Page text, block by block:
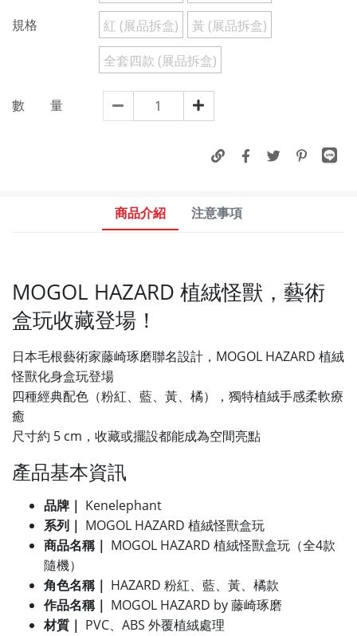
規格
紅 (展品拆盒)
黃 (展品拆盒)
全套四款 (展品拆盒)
數 量
商品介紹 注意事項
MOGOL HAZARD 植絨怪獸，藝術
盒玩收藏登場！
日本毛根藝術家藤崎琢磨聯名設計，MOGOL HAZARD 植絨
怪獸化身盒玩登場
四種經典配色（粉紅、藍、黃、橘），獨特植絨手感柔軟療
癒
尺寸約 5 cm，收藏或擺設都能成為空間亮點
產品基本資訊
品牌｜ Kenelephant
系列｜ MOGOL HAZARD 植絨怪獸盒玩
商品名稱｜ MOGOL HAZARD 植絨怪獸盒玩（全4款
隨機）
角色名稱｜ HAZARD 粉紅、藍、黃、橘款
作品名稱｜ MOGOL HAZARD by 藤崎琢磨
材質｜ PVC、ABS 外覆植絨處理